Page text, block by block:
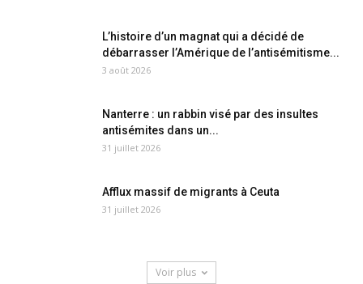
L’histoire d’un magnat qui a décidé de
débarrasser l’Amérique de l’antisémitisme...
3 août 2026
Nanterre : un rabbin visé par des insultes
antisémites dans un...
31 juillet 2026
Afflux massif de migrants à Ceuta
31 juillet 2026
Voir plus